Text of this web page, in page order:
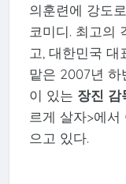
의훈련에 강도
코미디. 최고의
고, 대한민국
맡은 2007년 하
이 있는 장진 감
르게 살자>에
으고 있다.